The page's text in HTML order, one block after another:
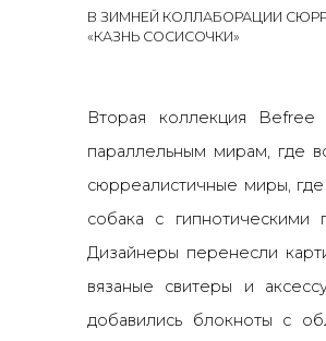
В ЗИМНЕЙ КОЛЛАБОРАЦИИ
«КАЗНЬ СОСИСОЧКИ»
Вторая коллекция
параллельным мирам, где
сюрреалистичные миры,
собака с гипнотическими
Дизайнеры перенесли
вязаные свитеры и
добавились блокноты с